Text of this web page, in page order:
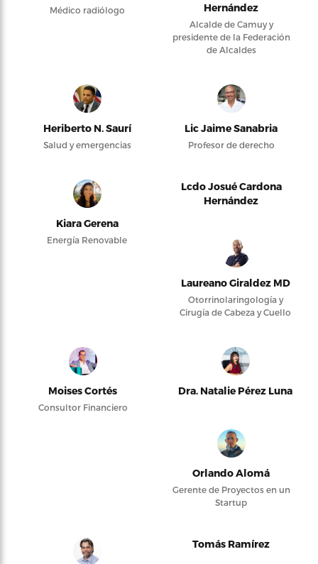
Médico radiólogo
Hernández
Alcalde de Camuy y
presidente de la Federación
de Alcaldes
Heriberto N. Saurí
Salud y emergencias
Lic Jaime Sanabria
Profesor de derecho
Kiara Gerena
Energía Renovable
Lcdo Josué Cardona
Hernández
Laureano Giraldez MD
Otorrinolaringología y
Cirugía de Cabeza y Cuello
Moises Cortés
Consultor Financiero
Dra. Natalie Pérez Luna
Orlando Alomá
Gerente de Proyectos en un
Startup
Tomás Ramírez